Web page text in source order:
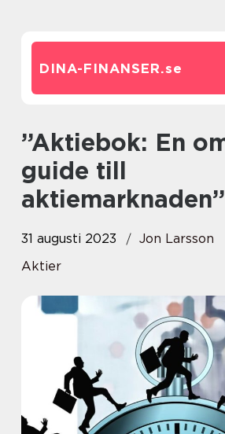
DINA-FINANSER.se
”Aktiebok: En omfattande
guide till
aktiemarknaden”
31 augusti 2023
Jon Larsson
Aktier